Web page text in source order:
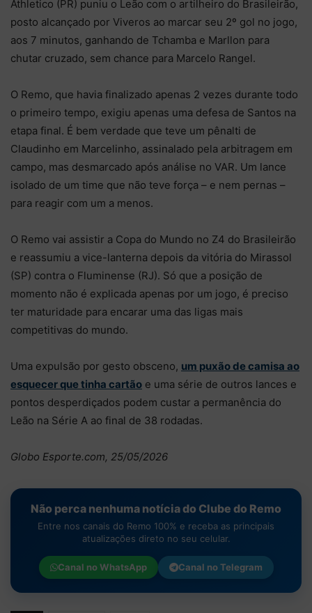
Athletico (PR) puniu o Leão com o artilheiro do Brasileirão,
posto alcançado por Viveros ao marcar seu 2º gol no jogo,
aos 7 minutos, ganhando de Tchamba e Marllon para
chutar cruzado, sem chance para Marcelo Rangel.
O Remo, que havia finalizado apenas 2 vezes durante todo
o primeiro tempo, exigiu apenas uma defesa de Santos na
etapa final. É bem verdade que teve um pênalti de
Claudinho em Marcelinho, assinalado pela arbitragem em
campo, mas desmarcado após análise no VAR. Um lance
isolado de um time que não teve força – e nem pernas –
para reagir com um a menos.
O Remo vai assistir a Copa do Mundo no Z4 do Brasileirão
e reassumiu a vice-lanterna depois da vitória do Mirassol
(SP) contra o Fluminense (RJ). Só que a posição de
momento não é explicada apenas por um jogo, é preciso
ter maturidade para encarar uma das ligas mais
competitivas do mundo.
Uma expulsão por gesto obsceno, um puxão de camisa ao
esquecer que tinha cartão e uma série de outros lances e
pontos desperdiçados podem custar a permanência do
Leão na Série A ao final de 38 rodadas.
Globo Esporte.com, 25/05/2026
Não perca nenhuma notícia do Clube do Remo
Entre nos canais do Remo 100% e receba as principais
atualizações direto no seu celular.
Canal noWhatsApp Canal noTelegram